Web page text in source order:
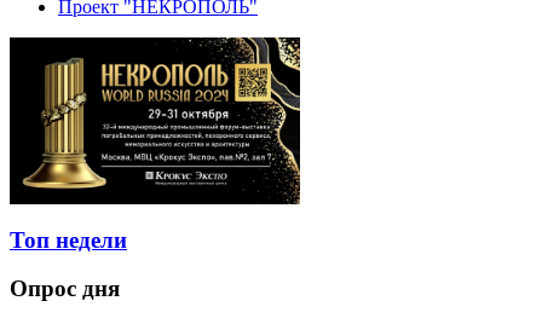
Проект "НЕКРОПОЛЬ"
Топ недели
Опрос дня